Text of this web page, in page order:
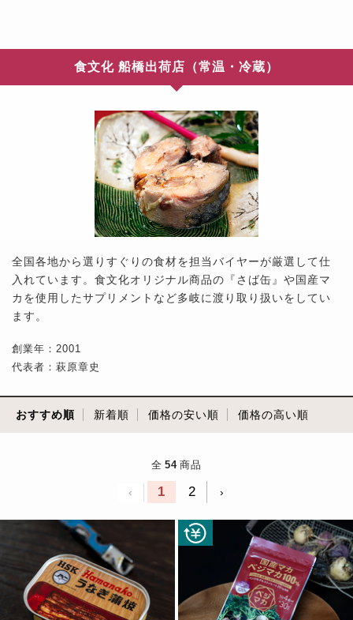
食文化 船橋出荷店（常温・冷蔵）
全国各地から選りすぐりの食材を担当バイヤーが厳選して仕
入れています。食文化オリジナル商品の『さば缶』や国産マ
カを使用したサプリメントなど多岐に渡り取り扱いをしてい
ます。
創業年：2001
代表者：萩原章史
おすすめ順 新着順 価格の安い順 価格の高い順
全 54 商品
‹ 1 2 ›